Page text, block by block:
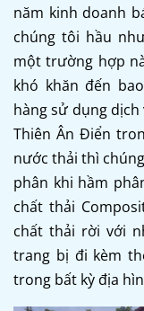
năm kinh doanh
chúng tôi hầu
một trường hợp
khó khăn đến
hàng sử dụng
Thiên Ân Điển
nước thải thì
phân khi hầm
chất thải
chất thải rời với
trang bị đi kèm
trong bất kỳ địa